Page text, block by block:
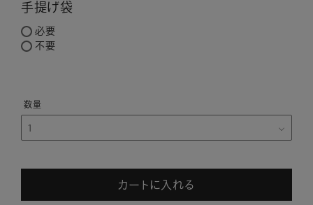
手提げ袋
必要
不要
カートに入れる